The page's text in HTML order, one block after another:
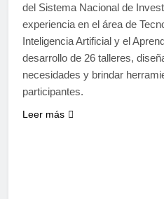
del Sistema Nacional de
experiencia en el área de
Inteligencia Artificial y el
desarrollo de 26 talleres,
necesidades y brindar
participantes.
Leer más